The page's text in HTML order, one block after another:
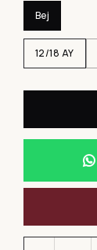
Bej
12/18 AY